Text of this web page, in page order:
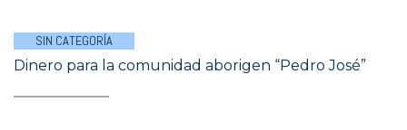
SIN CATEGORÍA
Dinero para la comunidad aborigen “Pedro José”